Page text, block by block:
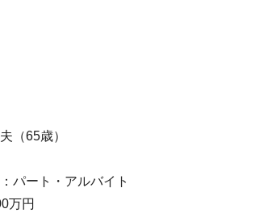
（65歳）
パート・アルバイト
万円